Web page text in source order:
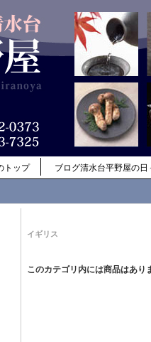
トップ ブログ清水台平野屋の日
イギリス
このカテゴリ内には商品はあり